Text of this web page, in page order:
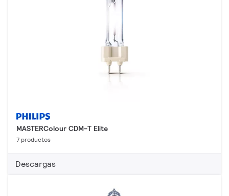
MASTERColour CDM-T Elite
7 productos
Descargas